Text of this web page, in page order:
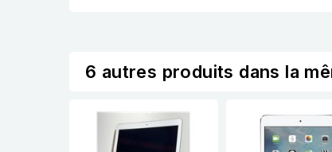
6 autres produits dans la